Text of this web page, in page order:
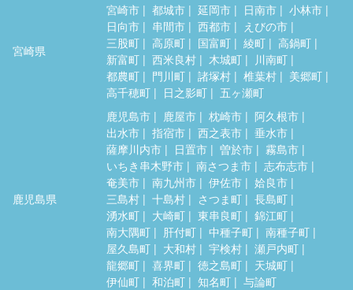
宮崎県
宮崎市 都城市 延岡市 日南市
小林市
日向市
串間市 西都市
えびの市
三股町
高原町 国富町 綾町
高鍋町
新富町
西米良村 木城町
川南町
都農町
門川町 諸塚村 椎葉村
美郷町
高千穂町
日之影町 五ヶ瀬町
鹿児島県
鹿児島市 鹿屋市 枕崎市
阿久根市
出水市
指宿市 西之表市
垂水市
薩摩川内市
日置市 曽於市
霧島市
いちき串木野市
南さつま市
志布志市
奄美市
南九州市 伊佐市
姶良市
三島村
十島村 さつま町
長島町
湧水町
大崎町 東串良町
錦江町
南大隅町
肝付町 中種子町
南種子町
屋久島町
大和村 宇検村
瀬戸内町
龍郷町
喜界町 徳之島町
天城町
伊仙町
和泊町 知名町 与論町